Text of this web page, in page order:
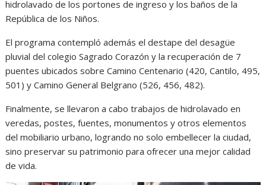
hidrolavado de los portones de ingreso y los baños de la
República de los Niños.
El programa contempló además el destape del desagüe
pluvial del colegio Sagrado Corazón y la recuperación de 7
puentes ubicados sobre Camino Centenario (420, Cantilo, 495,
501) y Camino General Belgrano (526, 456, 482).
Finalmente, se llevaron a cabo trabajos de hidrolavado en
veredas, postes, fuentes, monumentos y otros elementos
del mobiliario urbano, logrando no solo embellecer la ciudad,
sino preservar su patrimonio para ofrecer una mejor calidad
de vida.